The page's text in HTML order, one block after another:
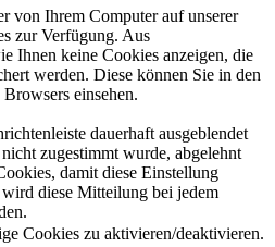
von Ihrem Computer auf unserer
zur Verfügung. Aus
Ihnen keine Cookies anzeigen, die
werden. Diese können Sie in den
einsehen.
dauerhaft ausgeblendet
zugestimmt wurde, abgelehnt
damit diese Einstellung
diese Mitteilung bei jedem
Cookies zu aktivieren/deaktivieren.